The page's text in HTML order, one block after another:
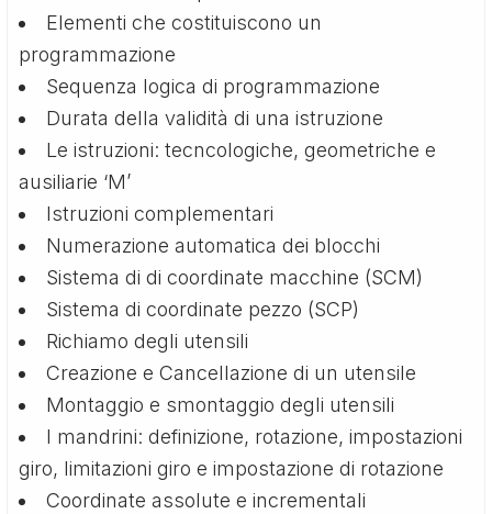
Elementi che costituiscono un
programmazione
Sequenza logica di programmazione
Durata della validità di una istruzione
Le istruzioni: tecncologiche, geometriche e
ausiliarie ‘M’
Istruzioni complementari
Numerazione automatica dei blocchi
Sistema di di coordinate macchine (SCM)
Sistema di coordinate pezzo (SCP)
Richiamo degli utensili
Creazione e Cancellazione di un utensile
Montaggio e smontaggio degli utensili
I mandrini: definizione, rotazione, impostazioni
giro, limitazioni giro e impostazione di rotazione
Coordinate assolute e incrementali